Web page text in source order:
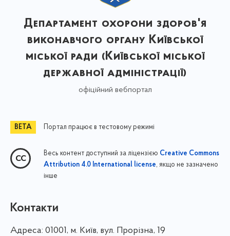
Департамент охорони здоров'я
виконавчого органу Київської
міської ради (Київської міської
державної адміністрації)
офіційний вебпортал
Портал працює в тестовому режимі
Весь контент доступний за ліцензією Creative Commons
Attribution 4.0 International license, якщо не зазначено
інше
Контакти
Адреса: 01001, м. Київ, вул. Прорізна, 19